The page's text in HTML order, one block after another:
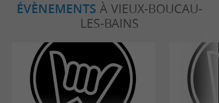
ÉVÈNEMENTS À VIEUX-BOUCAU-
LES-BAINS